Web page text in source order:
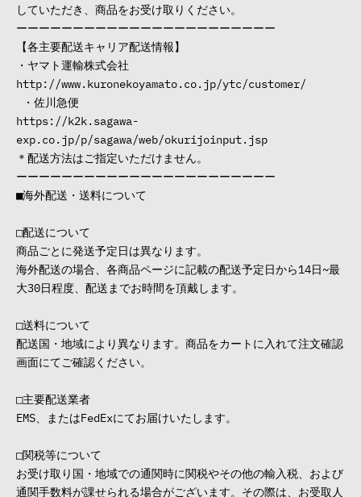
していただき、商品をお受け取りください。
ーーーーーーーーーーーーーーーーーーーーーーー
【各主要配送キャリア配送情報】
・ヤマト運輸株式会社
http://www.kuronekoyamato.co.jp/ytc/customer/
・佐川急便
https://k2k.sagawa-
exp.co.jp/p/sagawa/web/okurijoinput.jsp
＊配送方法はご指定いただけません。
ーーーーーーーーーーーーーーーーーーーーーーー
■海外配送・送料について
□配送について
商品ごとに発送予定日は異なります。
海外配送の場合、各商品ページに記載の配送予定日から14日~最
大30日程度、配送までお時間を頂戴します。
□送料について
配送国・地域により異なります。商品をカートに入れて注文確認
画面にてご確認ください。
□主要配送業者
EMS、またはFedExにてお届けいたします。
□関税等について
お受け取り国・地域での通関時に関税やその他の輸入税、および
通関手数料が課せられる場合がございます。その際は、お受取人